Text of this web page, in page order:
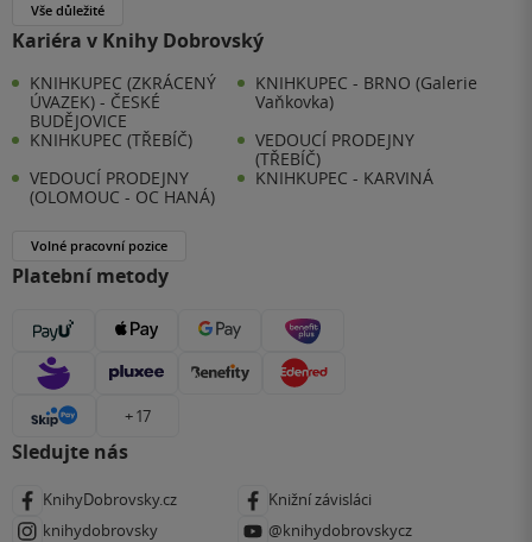
Vše důležité
Kariéra v Knihy Dobrovský
KNIHKUPEC (ZKRÁCENÝ
ÚVAZEK) - ČESKÉ
BUDĚJOVICE
KNIHKUPEC - BRNO (Galerie
Vaňkovka)
KNIHKUPEC (TŘEBÍČ)
VEDOUCÍ PRODEJNY
(TŘEBÍČ)
VEDOUCÍ PRODEJNY
(OLOMOUC - OC HANÁ)
KNIHKUPEC - KARVINÁ
Volné pracovní pozice
Platební metody
+ 17
Sledujte nás
KnihyDobrovsky.cz
Knižní závisláci
knihydobrovsky
@knihydobrovskycz